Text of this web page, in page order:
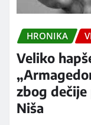
HRONIKA
Veliko
zbog
Niša